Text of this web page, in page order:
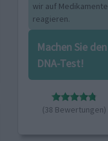
wir auf Medikamente
reagieren.
Machen Sie den
DNA-Test!
(38 Bewertungen)